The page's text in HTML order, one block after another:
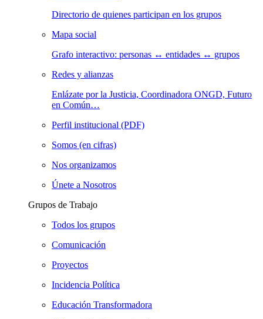
Directorio de quienes participan en los grupos
Mapa social
Grafo interactivo: personas ↔ entidades ↔ grupos
Redes y alianzas
Enlázate por la Justicia, Coordinadora ONGD, Futuro
en Común…
Perfil institucional (PDF)
Somos (en cifras)
Nos organizamos
Únete a Nosotros
Grupos de Trabajo
Todos los grupos
Comunicación
Proyectos
Incidencia Política
Educación Transformadora